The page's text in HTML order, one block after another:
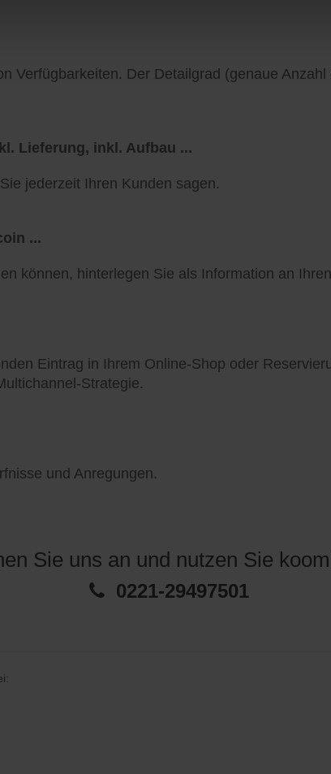
Verfügbarkeiten. Der Detailgrad (genaue
Lieferung, inkl. Aufbau ...
jederzeit Ihren Kunden sagen.
...
können, hinterlegen Sie als Information an
Eintrag in Ihrem Online-Shop oder
Strategie.
und Anregungen.
Sie uns an und nutzen Sie
0221-29497501